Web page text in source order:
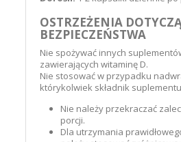
OSTRZEŻENIA
BEZPIECZEŃSTWA
Nie spożywać innych
zawierających witaminę D.
Nie stosować w przypadku
którykolwiek składnik
Nie należy przekraczać
porcji.
Dla utrzymania